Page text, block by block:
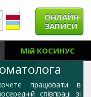
ОНЛАЙН-
ЗАПИСИ
Мій КОСИНУС
працювати в
співпраці зі